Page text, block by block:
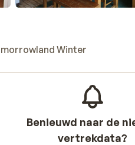
Winter
Benieuwd naar de
vertrekdata?